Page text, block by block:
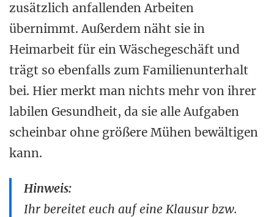
zusätzlich anfallenden Arbeiten
übernimmt. Außerdem näht sie in
Heimarbeit für ein Wäschegeschäft und
trägt so ebenfalls zum Familienunterhalt
bei. Hier merkt man nichts mehr von ihrer
labilen Gesundheit, da sie alle Aufgaben
scheinbar ohne größere Mühen bewältigen
kann.
Hinweis:
Ihr bereitet euch auf eine Klausur bzw.